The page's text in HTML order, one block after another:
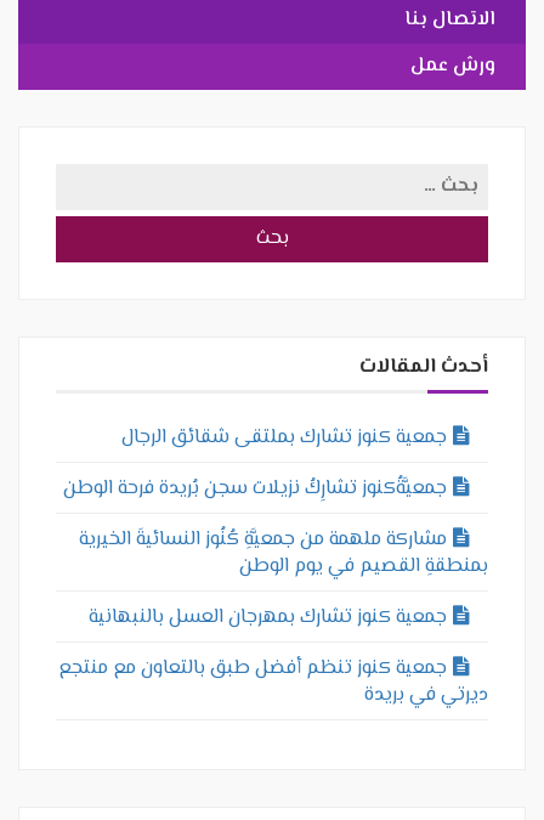
الاتصال بنا
ورش عمل
البحث
عن:
أحدث المقالات
جمعية كنوز تشارك بملتقى شقائق الرجال
جمعيَّةُكنوز تشارِكُ نزيلات سجن بُريدة فرحة الوطن
مشاركة ملهمة من جمعيَّةِ كُنُوز النسائيةَ الخيرية
بمنطقةِ القصيم في يوم الوطن
جمعية كنوز تشارك بمهرجان العسل بالنبهانية
جمعية كنوز تنظم أفضل طبق بالتعاون مع منتجع
ديرتي في بريدة